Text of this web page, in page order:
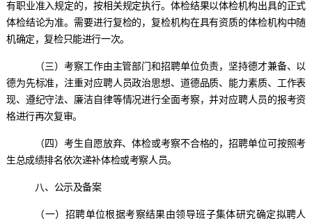
有职业准入规定的， 按相关规定执行。体检结果以体检机构出具的正式
体检结论为准。需要进行复检的，复检机构在具有资质的体检机构中随
机确定，复检只能进行一次。
（三）考察工作由主管部门和招聘单位负责，坚持德才兼备、以
德为先标准，注重对应聘人员政治思想、道德品质、能力素质、工作表
现、遵纪守法、廉洁自律等情况进行全面考察，并对应聘人员的报考资
格进行再次复审。
（ 四 ）考生自愿放弃、体检或考察不合格的，招聘单位可按照考
生总成绩排名依次递补体检或考察人员。
八、 公示及备案
（一） 招聘单位根据考察结果由领导班子集体研究确定拟聘人